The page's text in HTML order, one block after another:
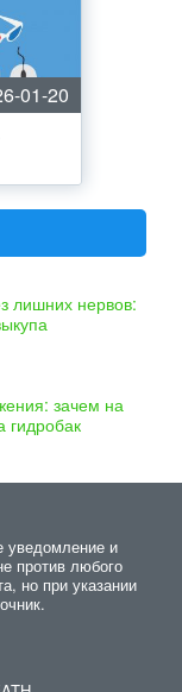
01-20
лишних нервов:
зачем на
гидробак
уведомление и
против любого
но при указании